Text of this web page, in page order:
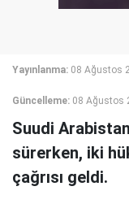
Yayınlanma: 08 Ağustos
Güncelleme: 08 Ağustos
Suudi
sürerken, iki
çağrısı geldi.